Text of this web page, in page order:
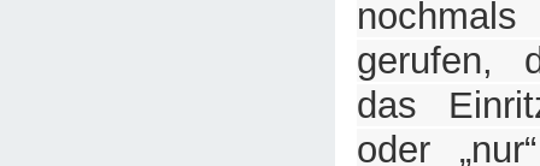
gerufen,
das
oder